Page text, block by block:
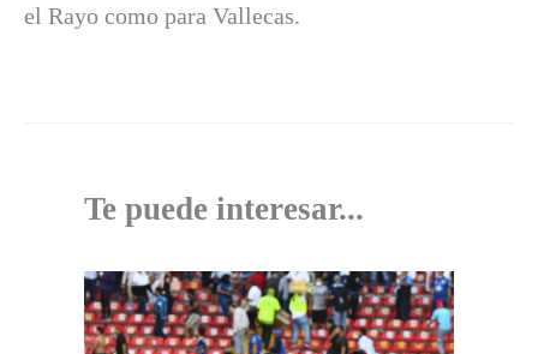
el Rayo como para Vallecas.
Te puede interesar...